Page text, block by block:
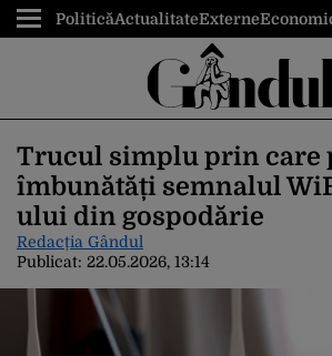
PoliticăActualitateExterne
Trucul simplu prin care
îmbunătăți semnalul
ului din gospodărie
Redacția Gândul
Publicat: 22.05.2026, 13:14